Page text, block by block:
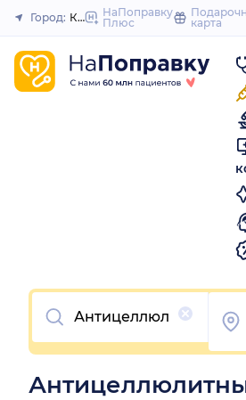
Закрыть
Город: КазаньНаПоправку
Плюс
карта
Очистить